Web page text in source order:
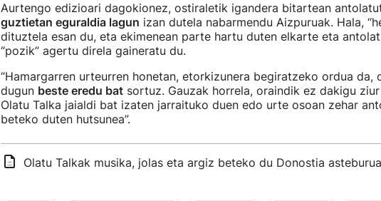
Aurtengo edizioari dagokionez, ostiraletik igandera bitartean
guztietan eguraldia lagun izan dutela nabarmendu Aizpuruak. Hala,
dituztela esan du, eta ekimenean parte hartu duten elkarte eta
“pozik” agertu direla gaineratu du.
“Hamargarren urteurren honetan, etorkizunera begiratzeko ordua da,
dugun beste eredu batsortuz. Gauzak horrela, oraindik ez dakigu
Olatu Talka jaialdi bat izaten jarraituko duen edo urte osoan zehar
beteko duten hutsunea”.
Olatu Talkak musika, jolas eta argiz beteko du Donostia